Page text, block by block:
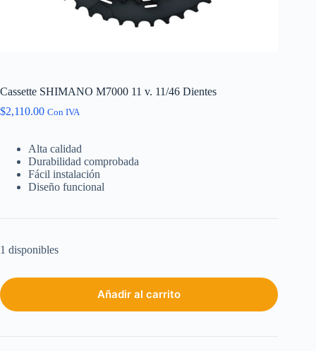
Cassette SHIMANO M7000 11 v. 11/46 Dientes
$2,110.00 Con IVA
Alta calidad
Durabilidad comprobada
Fácil instalación
Diseño funcional
1 disponibles
Añadir al carrito